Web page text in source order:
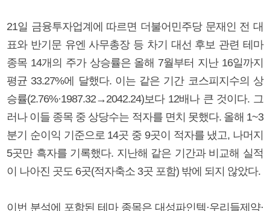
21일 금융투자업계에 따르면 더불어민주당 문재인 전 대
표와 반기문 유엔 사무총장 등 차기 대선 후보 관련 테마
종목 14개의 주가 상승률은 올해 7월부터 지난 16일까지
평균 33.27%에 달했다. 이는 같은 기간 코스피지수의 상
승률(2.76%·1987.32→2042.24)보다 12배나 큰 것이다. 그
러나 이들 종목 중 상당수는 적자를 면치 못했다. 올해 1~3
분기 순이익 기준으로 14곳 중 9곳이 적자를 냈고, 나머지
5곳만 흑자를 기록했다. 지난해 같은 기간과 비교해 실적
이 나아진 곳도 6곳(적자축소 3곳 포함) 밖에 되지 않았다.
이번 분석에 포함된 테마 종목은 대성파인텍·우리들제약·